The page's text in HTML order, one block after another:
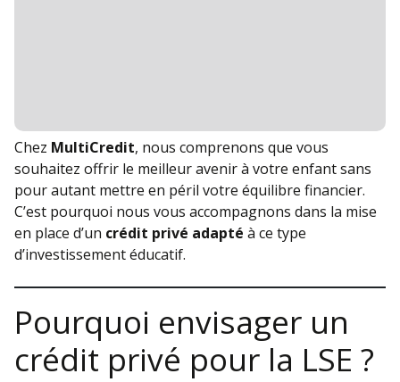
Chez MultiCredit, nous comprenons que vous
souhaitez offrir le meilleur avenir à votre enfant sans
pour autant mettre en péril votre équilibre financier.
C’est pourquoi nous vous accompagnons dans la mise
en place d’un crédit privé adapté à ce type
d’investissement éducatif.
Pourquoi envisager un
crédit privé pour la LSE ?